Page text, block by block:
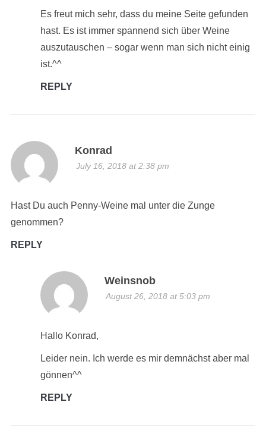
Es freut mich sehr, dass du meine Seite gefunden
hast. Es ist immer spannend sich über Weine
auszutauschen – sogar wenn man sich nicht einig
ist.^^
REPLY
Konrad
July 16, 2018 at 2:38 pm
Hast Du auch Penny-Weine mal unter die Zunge
genommen?
REPLY
Weinsnob
August 26, 2018 at 5:03 pm
Hallo Konrad,
Leider nein. Ich werde es mir demnächst aber mal
gönnen^^
REPLY